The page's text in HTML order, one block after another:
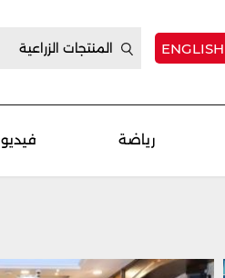
ENGLISH
رياضة فيديو